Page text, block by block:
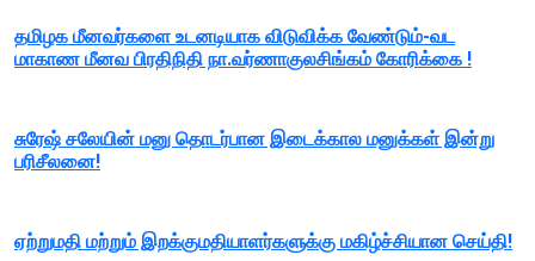
தமிழக மீனவர்களை உடனடியாக விடுவிக்க வேண்டும்-வட
மாகாண மீனவ பிரதிநிதி நா.வர்ணாகுலசிங்கம் கோரிக்கை !
சுரேஷ் சலேயின் மனு தொடர்பான இடைக்கால மனுக்கள் இன்று
பரிசீலனை!
ஏற்றுமதி மற்றும் இறக்குமதியாளர்களுக்கு மகிழ்ச்சியான செய்தி!